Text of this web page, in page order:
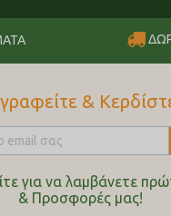
&
για να λαμβάνετε
& Προσφορές μας!